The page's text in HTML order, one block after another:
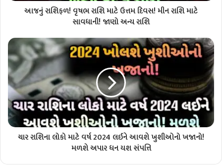
આજનું રાશિફળ! વૃષભ રાશિ માટે ઉત્તમ દિવસ! મીન રાશિ માટે
સાવધાની! જાણો અન્ય રાશિ
ચાર રાશિના લોકો માટે વર્ષ 2024 લઈને આવશે ખુશીઓનો ખજાનો!
મળશે અપાર ધન યશ સંપત્તિ